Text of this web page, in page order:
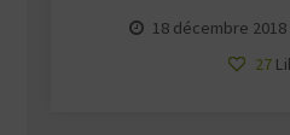
18 décembre 2018
27